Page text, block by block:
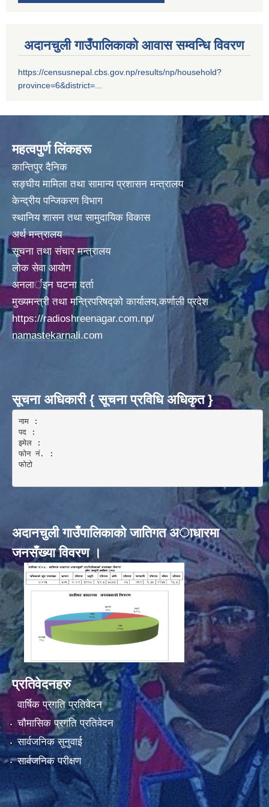
अदानचुली गाउँपालिकाको आवास सम्वन्धि विवरण
https://censusnepal.cbs.gov.np/results/np/household?
province=6&district=...
महत्वपुर्ण लिंकहरू
कान्तिपुर दैनिक
सङ्घीय मामिला तथा सामान्य प्रशासन मन्त्रालय
केन्द्रीय पन्जिकरण विभाग
स्थानिय शासन तथा सामुदायिक विकास
अर्थ मन्त्रालय
सूचना तथा संचार मन्त्रालय
लोक सेवा आयोग
अनलार्इन घटना दर्ता
मुख्यमन्त्री तथा मन्त्रिपरिषद्को कार्यालय,कर्णाली प्रदेश
https://radioshreenagar.com.np/
namastekarnali.com
सूचना अधिकारी { सूचना प्रविधि अधिकृत }
नाम :
पद :
इमेल :
फोन नं. :
फोटो
अदानचुली गाउँपालिकाकाे जातिगत अाधारमा
जनसँख्या विवरण ।
प्रतिवेदनहरु
वार्षिक प्रगति प्रतिवेदन
चौमासिक प्रगति प्रतिवेदन
सार्वजनिक सुनुवाई
सार्वजनिक परीक्षण